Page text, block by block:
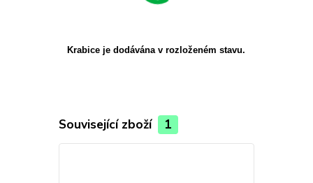
Krabice je dodávána v rozloženém stavu.
Související zboží 1